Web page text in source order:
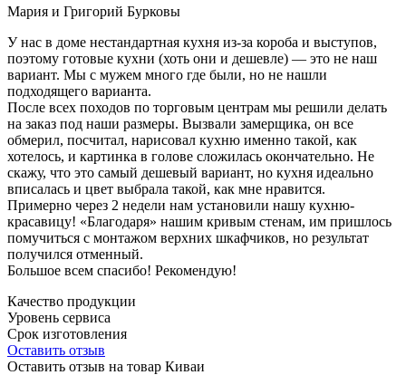
Мария и Григорий Бурковы
У нас в доме нестандартная кухня из-за короба и выступов,
поэтому готовые кухни (хоть они и дешевле) — это не наш
вариант. Мы с мужем много где были, но не нашли
подходящего варианта.
После всех походов по торговым центрам мы решили делать
на заказ под наши размеры. Вызвали замерщика, он все
обмерил, посчитал, нарисовал кухню именно такой, как
хотелось, и картинка в голове сложилась окончательно. Не
скажу, что это самый дешевый вариант, но кухня идеально
вписалась и цвет выбрала такой, как мне нравится.
Примерно через 2 недели нам установили нашу кухню-
красавицу! «Благодаря» нашим кривым стенам, им пришлось
помучиться с монтажом верхних шкафчиков, но результат
получился отменный.
Большое всем спасибо! Рекомендую!
Качество продукции
Уровень сервиса
Срок изготовления
Оставить отзыв
Оставить отзыв на товар Киваи